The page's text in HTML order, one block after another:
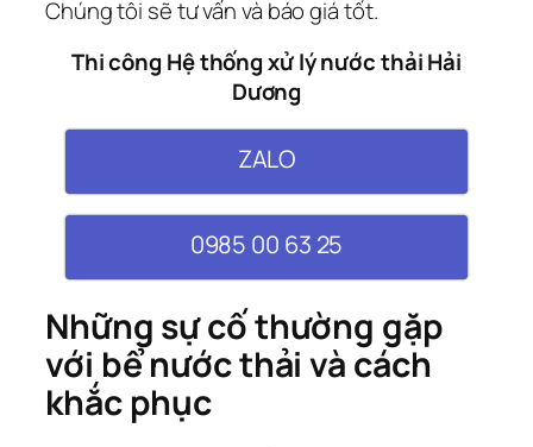
Chúng tôi sẽ tư vấn và báo giá tốt.
Thi công Hệ thống xử lý nước thải Hải
Dương
ZALO
0985 00 63 25
Những sự cố thường gặp
với bể nước thải và cách
khắc phục